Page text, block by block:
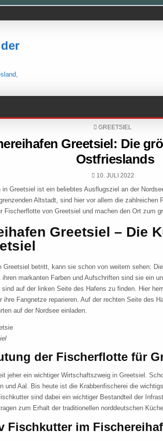
POSTED
GREETSIEL
Greetsiel: Die
Ostfrieslands
PUBLISHED
10. JULI 2022
in Greetsiel ist ein beliebtes Ausflugsziel an der
Altstadt, sind hier vor allem die zahlreichen
Fischerflotte von Greetsiel und machen den Ort zum
Greetsiel – Die
Greetsiel betritt, kann sie schon von weitem sehen:
markanten Farben und Aufschriften sind sie ein
auf der linken Seite des Hafens zu finden. Hier
ihre Fangnetze reparieren. Auf der rechten Seite des
auf der Nordsee einladen.
der Fischerflotte für
jeher ein wichtiger Wirtschaftszweig in Greetsiel.
und Aal. Bis heute ist die Krabbenfischerei die
sind dabei ein wichtiger Bestandteil der
zum Erhalt der traditionellen norddeutschen
Fischkutter im